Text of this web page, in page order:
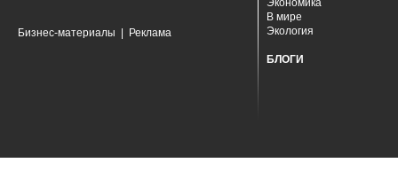
Бизнес-материалы Реклама
Экономика
В мире
Экология
БЛОГИ